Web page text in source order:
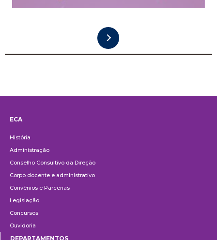
ECA
História
Administração
Conselho Consultivo da Direção
Corpo docente e administrativo
Convênios e Parcerias
Legislação
Concursos
Ouvidoria
DEPARTAMENTOS